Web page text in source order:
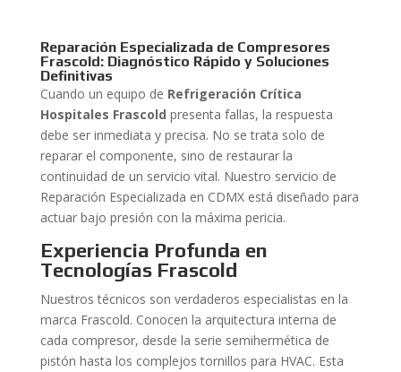
Reparación Especializada de Compresores
Frascold: Diagnóstico Rápido y Soluciones
Definitivas
Cuando un equipo de Refrigeración Crítica
Hospitales Frascold presenta fallas, la respuesta
debe ser inmediata y precisa. No se trata solo de
reparar el componente, sino de restaurar la
continuidad de un servicio vital. Nuestro servicio de
Reparación Especializada en CDMX está diseñado para
actuar bajo presión con la máxima pericia.
Experiencia Profunda en
Tecnologías Frascold
Nuestros técnicos son verdaderos especialistas en la
marca Frascold. Conocen la arquitectura interna de
cada compresor, desde la serie semihermética de
pistón hasta los complejos tornillos para HVAC. Esta